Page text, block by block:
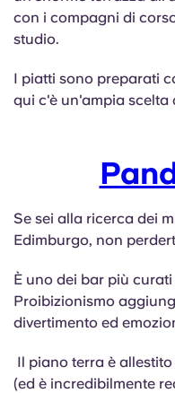
con i compagni di
studio.
I piatti sono preparati
qui c'è un'ampia scelta
Se sei alla ricerca dei
Edimburgo, non
È uno dei bar più
Proibizionismo
divertimento ed
Il piano terra è
(ed è incredibilmente